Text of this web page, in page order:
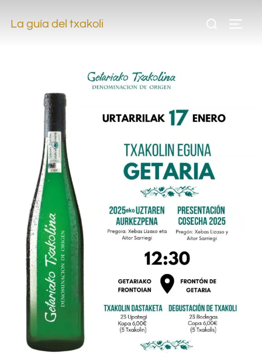
La guía del txakoli